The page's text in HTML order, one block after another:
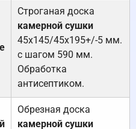
Строганая доска
камерной сушки
45х145/45х195+/-5 мм.
с шагом 590 мм.
Обработка
антисептиком.
Обрезная доска
камерной сушки